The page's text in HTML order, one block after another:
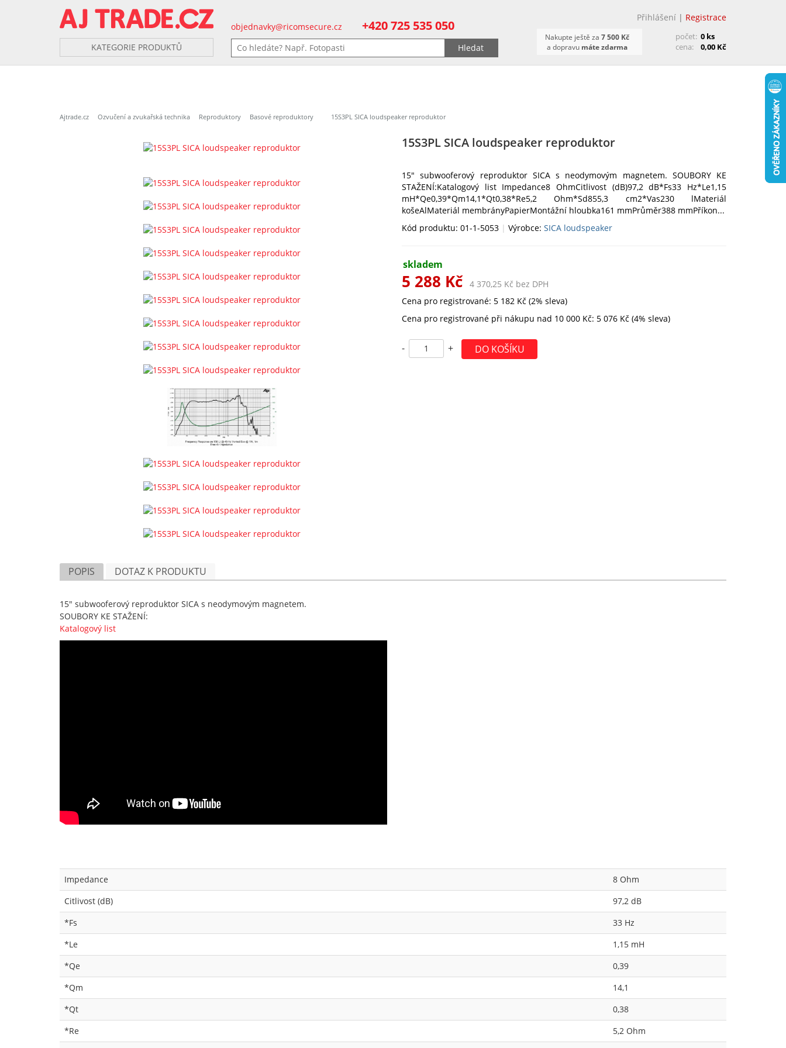
KATEGORIE PRODUKTŮ
objednavky@ricomsecure.cz +420 725 535 050
Přihlášení | Registrace
počet: 0 ks
cena:
0,00 Kč
Nakupte ještě za 7 500 Kč
a dopravu máte zdarma
Ajtrade.cz Ozvučení a zvukařská technika Reproduktory Basové reproduktory 15S3PL SICA loudspeaker reproduktor
15S3PL SICA loudspeaker reproduktor
15" subwooferový reproduktor SICA s neodymovým magnetem. SOUBORY KE
STAŽENÍ:Katalogový list Impedance8 OhmCitlivost (dB)97,2 dB*Fs33 Hz*Le1,15
mH*Qe0,39*Qm14,1*Qt0,38*Re5,2 Ohm*Sd855,3 cm2*Vas230 lMateriál
košeAlMateriál membrányPapierMontážní hloubka161 mmPrůměr388 mmPříkon...
Kód produktu: 01-1-5053 | Výrobce: SICA loudspeaker
skladem
5 288 Kč 4 370,25 Kč bez DPH
Cena pro registrované: 5 182 Kč (2% sleva)
Cena pro registrované při nákupu nad 10 000 Kč: 5 076 Kč (4% sleva)
- +
POPIS DOTAZ K PRODUKTU
15" subwooferový reproduktor SICA s neodymovým magnetem.
SOUBORY KE STAŽENÍ:
Katalogový list
Impedance
8 Ohm
Citlivost (dB)
97,2 dB
*Fs
33 Hz
*Le
1,15 mH
*Qe
0,39
*Qm
14,1
*Qt
0,38
*Re
5,2 Ohm